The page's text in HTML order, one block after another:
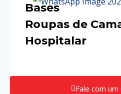
Bases
Roupas de
Hospitalar
Fale com